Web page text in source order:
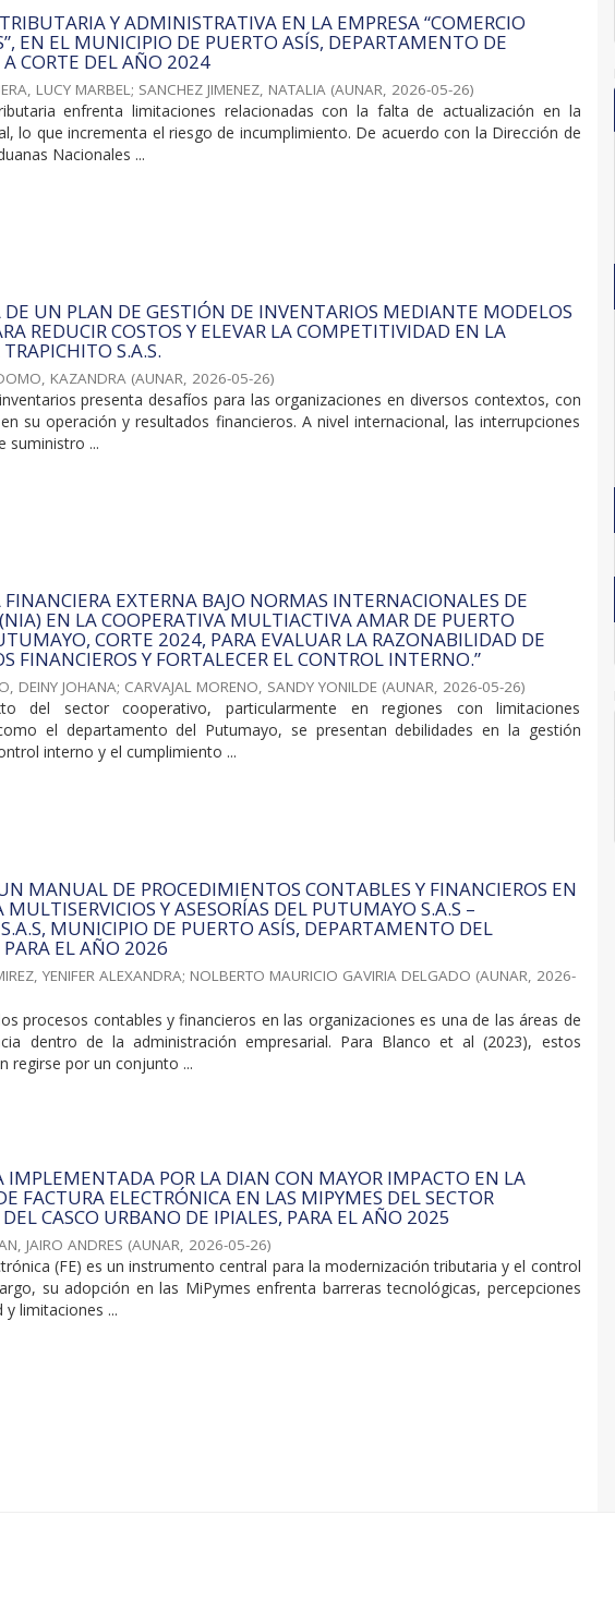
Y ADMINISTRATIVA EN LA EMPRESA “COMERCIO
EN EL MUNICIPIO DE PUERTO ASÍS, DEPARTAMENTO DE
CORTE DEL AÑO 2024
LUCY MARBEL; SANCHEZ JIMENEZ, NATALIA (AUNAR, 2026-05-26)
enfrenta limitaciones relacionadas con la falta de actualización en la
lo que incrementa el riesgo de incumplimiento. De acuerdo con la Dirección de
Nacionales ...
DE UN PLAN DE GESTIÓN DE INVENTARIOS MEDIANTE MODELOS
REDUCIR COSTOS Y ELEVAR LA COMPETITIVIDAD EN LA
TRAPICHITO S.A.S.
KAZANDRA (AUNAR, 2026-05-26)
presenta desafíos para las organizaciones en diversos contextos, con
su operación y resultados financieros. A nivel internacional, las interrupciones
suministro ...
EXTERNA BAJO NORMAS INTERNACIONALES DE
EN LA COOPERATIVA MULTIACTIVA AMAR DE PUERTO
CORTE 2024, PARA EVALUAR LA RAZONABILIDAD DE
FINANCIEROS Y FORTALECER EL CONTROL INTERNO.”
DEINY JOHANA; CARVAJAL MORENO, SANDY YONILDE (AUNAR, 2026-05-26)
del sector cooperativo, particularmente en regiones con limitaciones
el departamento del Putumayo, se presentan debilidades en la gestión
interno y el cumplimiento ...
MANUAL DE PROCEDIMIENTOS CONTABLES Y FINANCIEROS EN
MULTISERVICIOS Y ASESORÍAS DEL PUTUMAYO S.A.S –
MUNICIPIO DE PUERTO ASÍS, DEPARTAMENTO DEL
EL AÑO 2026
YENIFER ALEXANDRA; NOLBERTO MAURICIO GAVIRIA DELGADO (AUNAR, 2026-
procesos contables y financieros en las organizaciones es una de las áreas de
dentro de la administración empresarial. Para Blanco et al (2023), estos
regirse por un conjunto ...
IMPLEMENTADA POR LA DIAN CON MAYOR IMPACTO EN LA
FACTURA ELECTRÓNICA EN LAS MIPYMES DEL SECTOR
DEL CASCO URBANO DE IPIALES, PARA EL AÑO 2025
JAIRO ANDRES (AUNAR, 2026-05-26)
(FE) es un instrumento central para la modernización tributaria y el control
su adopción en las MiPymes enfrenta barreras tecnológicas, percepciones
limitaciones ...